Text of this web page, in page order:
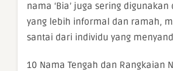
nama ‘Bia’ juga sering
yang lebih informal dan ramah,
santai dari individu yang
10 Nama Tengah dan Rangkaian